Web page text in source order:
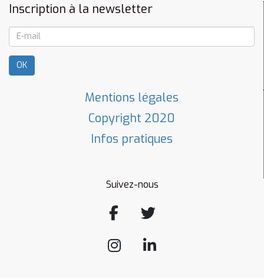
Inscription à la newsletter
OK
Mentions légales
Copyright 2020
Infos pratiques
Suivez-nous